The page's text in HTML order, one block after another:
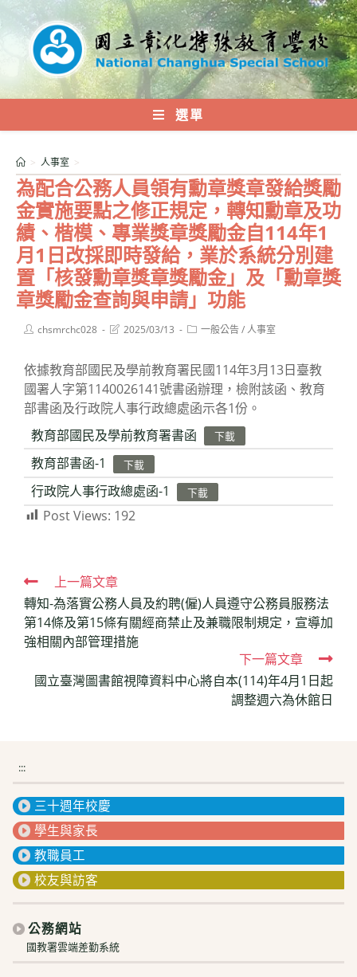
內
選單
為配合公務人員領有勳章獎章發給獎勵
金實施要點之修正規定，轉知勳章及功
績、楷模、專業獎章獎勵金自114年1
月1日改採即時發給，業於系統分別建
置「核發勳章獎章獎勵金」及「勳章獎
章獎勵金查詢與申請」功能
> 人事室 >
Postchsmrchc028
Post2025/03/13
Post一般公告/人事室
依據教育部國民及學前教育署民國114年3月13日臺教
國署人字第1140026141號書函辦理，檢附該函、教育
部書函及行政院人事行政總處函示各1份。
教育部國民及學前教育署書函
下載
教育部書函-1 下載
行政院人事行政總處函-1 下載
Post Views: 192
Read
more
articles
上一篇文章
轉知-為落實公務人員及約聘(僱)人員遵守公務員服務法
第14條及第15條有關經商禁止及兼職限制規定，宣導加
強相關內部管理措施
下一篇文章
國立臺灣圖書館視障資料中心將自本(114)年4月1日起
調整週六為休館日
:::
三十週年校慶
學生與家長
教職員工
校友與訪客
公務網站
國教署雲端差勤系統